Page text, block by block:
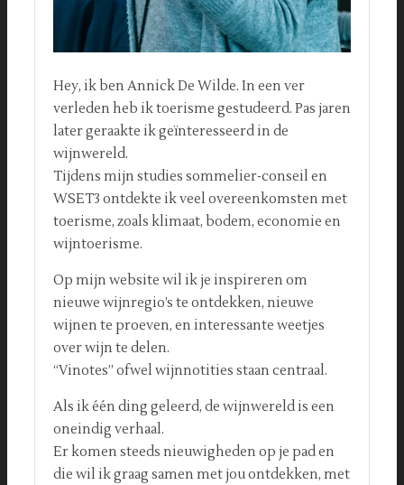
Hey, ik ben Annick De Wilde. In een ver
verleden heb ik toerisme gestudeerd. Pas jaren
later geraakte ik geïnteresseerd in de
wijnwereld.
Tijdens mijn studies sommelier-conseil en
WSET3 ontdekte ik veel overeenkomsten met
toerisme, zoals klimaat, bodem, economie en
wijntoerisme.
Op mijn website wil ik je inspireren om
nieuwe wijnregio’s te ontdekken, nieuwe
wijnen te proeven, en interessante weetjes
over wijn te delen.
“Vinotes” ofwel wijnnotities staan centraal.
Als ik één ding geleerd, de wijnwereld is een
oneindig verhaal.
Er komen steeds nieuwigheden op je pad en
die wil ik graag samen met jou ontdekken, met